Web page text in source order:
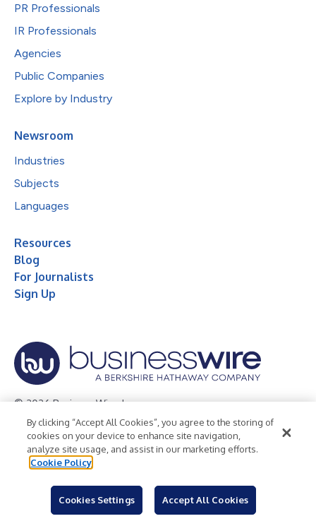
PR Professionals
IR Professionals
Agencies
Public Companies
Explore by Industry
Newsroom
Industries
Subjects
Languages
Resources
Blog
For Journalists
Sign Up
© 2026 Business Wire, Inc.
Privacy Policy Cookie Policy
Accessibility Statement
Terms of Use
Legal
By clicking “Accept All Cookies”, you agree to the storing of
cookies on your device to enhance site navigation,
analyze site usage, and assist in our marketing efforts.
Cookie Policy
Cookies Settings Accept All Cookies